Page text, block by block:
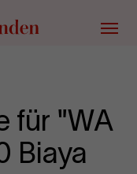
Menü
für "WA
Biaya